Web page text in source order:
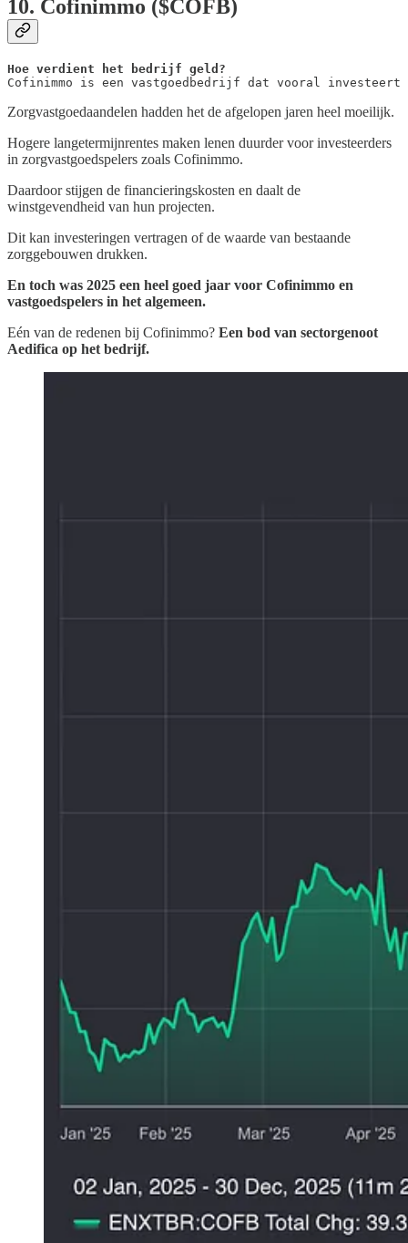
10. Cofinimmo ($COFB)
Hoe verdient het bedrijf geld?
Cofinimmo is een vastgoedbedrijf dat vooral investeert
Zorgvastgoedaandelen hadden het de afgelopen jaren heel moeilijk.
Hogere langetermijnrentes maken lenen duurder voor investeerders
in zorgvastgoedspelers zoals Cofinimmo.
Daardoor stijgen de financieringskosten en daalt de
winstgevendheid van hun projecten.
Dit kan investeringen vertragen of de waarde van bestaande
zorggebouwen drukken.
En toch was 2025 een heel goed jaar voor Cofinimmo en
vastgoedspelers in het algemeen.
Eén van de redenen bij Cofinimmo? Een bod van sectorgenoot
Aedifica op het bedrijf.